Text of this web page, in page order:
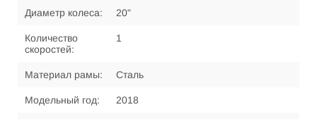
Диаметр колеса: 20"
Количество
скоростей:
1
Материал рамы: Сталь
Модельный год: 2018